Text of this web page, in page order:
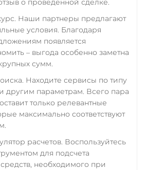
о проведенной сделке.
Наши партнеры предлагают
условия. Благодаря
появляется
– выгода особенно заметна
сумм.
Находите сервисы по типу
другим параметрам. Всего пара
только релевантные
максимально соответствуют
расчетов. Воспользуйтесь
для подсчета
необходимого при